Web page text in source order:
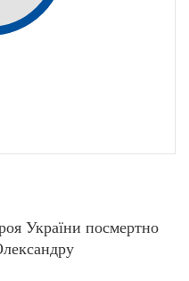
України посмертно